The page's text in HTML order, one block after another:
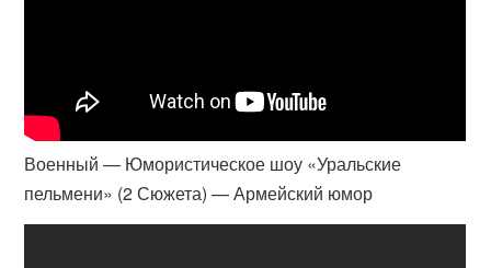
Военный — Юмористическое шоу «Уральские
пельмени» (2 Сюжета) — Армейский юмор